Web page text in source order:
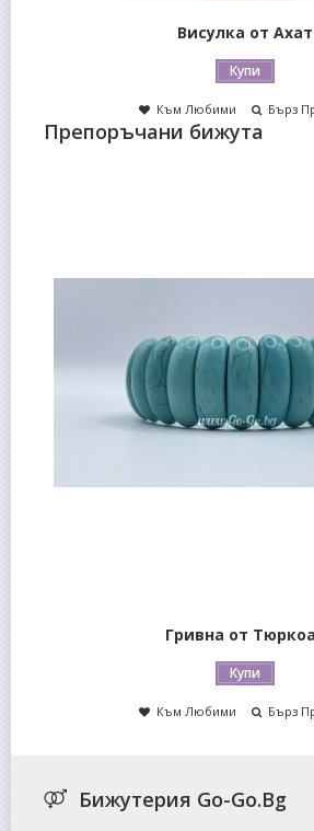
Висулка от Ахат
Купи
Към Любими Бърз
Препоръчани бижута
Гривна от Корал
Купи
Към Любими Бърз
Бижутерия Go-Go.Bg